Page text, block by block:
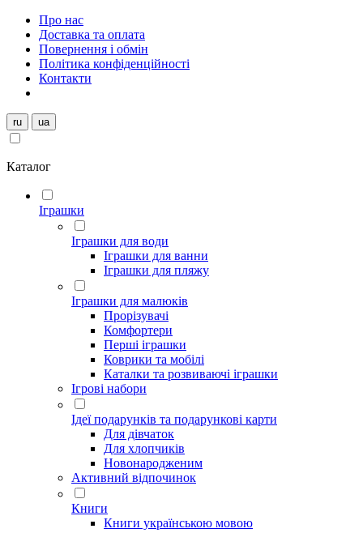
Про нас
Доставка та оплата
Повернення і обмін
Політика конфіденційності
Контакти
ru ua
Каталог
Іграшки
Іграшки для води
Іграшки для ванни
Іграшки для пляжу
Іграшки для малюків
Прорізувачі
Комфортери
Перші іграшки
Коврики та мобілі
Каталки та розвиваючі іграшки
Ігрові набори
Ідеї ​​подарунків та подарункові карти
Для дівчаток
Для хлопчиків
Новонародженим
Активний відпочинок
Книги
Книги українською мовою